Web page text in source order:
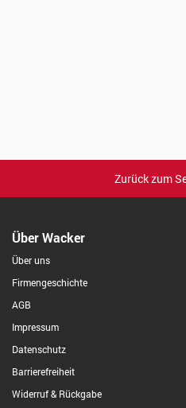
Zurück zum
Über Wacker
Über uns
Firmengeschichte
AGB
Impressum
Datenschutz
Barrierefreiheit
Widerruf & Rückgabe